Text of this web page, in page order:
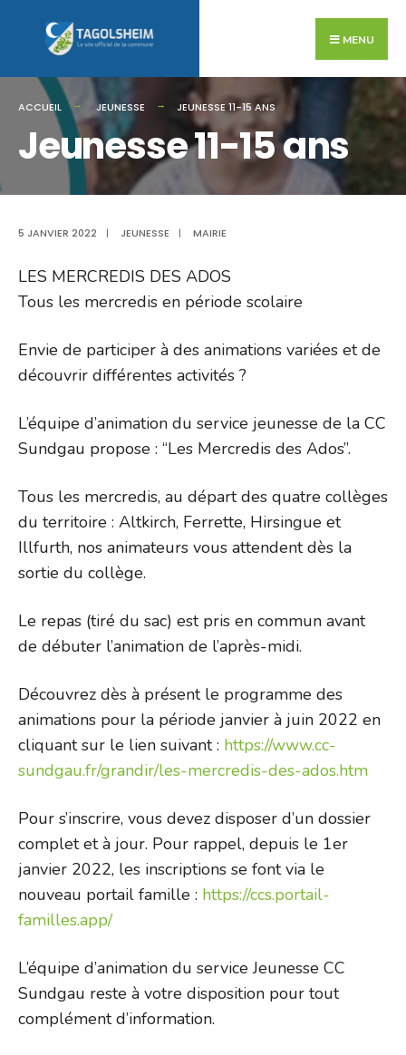
MENU
ACCUEIL JEUNESSE JEUNESSE 11-15 ANS
Jeunesse 11-15 ans
5 JANVIER 2022 | JEUNESSE | MAIRIE
LES MERCREDIS DES ADOS
Tous les mercredis en période scolaire
Envie de participer à des animations variées et de
découvrir différentes activités ?
L’équipe d’animation du service jeunesse de la CC
Sundgau propose : “Les Mercredis des Ados”.
Tous les mercredis, au départ des quatre collèges
du territoire : Altkirch, Ferrette, Hirsingue et
Illfurth, nos animateurs vous attendent dès la
sortie du collège.
Le repas (tiré du sac) est pris en commun avant
de débuter l’animation de l’après-midi.
Découvrez dès à présent le programme des
animations pour la période janvier à juin 2022 en
cliquant sur le lien suivant : https://www.cc-
sundgau.fr/grandir/les-mercredis-des-ados.htm
Pour s’inscrire, vous devez disposer d’un dossier
complet et à jour. Pour rappel, depuis le 1er
janvier 2022, les inscriptions se font via le
nouveau portail famille : https://ccs.portail-
familles.app/
L’équipe d’animation du service Jeunesse CC
Sundgau reste à votre disposition pour tout
complément d’information.
for: